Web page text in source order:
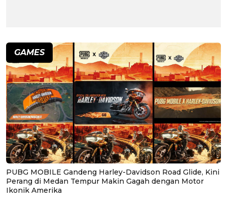
GAMES
PUBG MOBILE Gandeng Harley-Davidson Road Glide, Kini
Perang di Medan Tempur Makin Gagah dengan Motor
Ikonik Amerika